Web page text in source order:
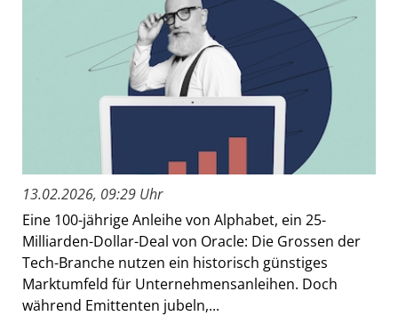
13.02.2026, 09:29 Uhr
Eine 100-jährige Anleihe von Alphabet, ein 25-
Milliarden-Dollar-Deal von Oracle: Die Grossen der
Tech-Branche nutzen ein historisch günstiges
Marktumfeld für Unternehmensanleihen. Doch
während Emittenten jubeln,...